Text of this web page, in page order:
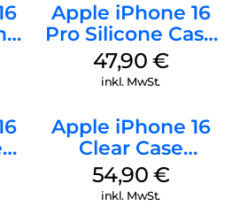
Apple iPhone 16
Pro Silicone Case
MagSafe Denim
47,90 €
inkl. MwSt.
Apple iPhone 16
Clear Case
MagSafe
Transparent
54,90 €
inkl. MwSt.